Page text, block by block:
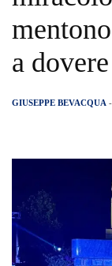
a dovere
GIUSEPPE BEVACQUA